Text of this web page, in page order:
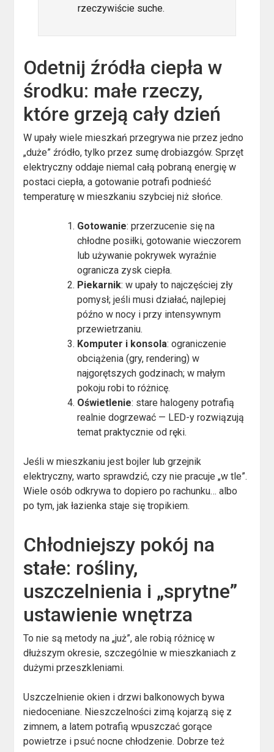
rzeczywiście suche.
Odetnij źródła ciepła w
środku: małe rzeczy,
które grzeją cały dzień
W upały wiele mieszkań przegrywa nie przez jedno
„duże” źródło, tylko przez sumę drobiazgów. Sprzęt
elektryczny oddaje niemal całą pobraną energię w
postaci ciepła, a gotowanie potrafi podnieść
temperaturę w mieszkaniu szybciej niż słońce.
Gotowanie: przerzucenie się na
chłodne posiłki, gotowanie wieczorem
lub używanie pokrywek wyraźnie
ogranicza zysk ciepła.
Piekarnik: w upały to najczęściej zły
pomysł; jeśli musi działać, najlepiej
późno w nocy i przy intensywnym
przewietrzaniu.
Komputer i konsola: ograniczenie
obciążenia (gry, rendering) w
najgorętszych godzinach; w małym
pokoju robi to różnicę.
Oświetlenie: stare halogeny potrafią
realnie dogrzewać — LED-y rozwiązują
temat praktycznie od ręki.
Jeśli w mieszkaniu jest bojler lub grzejnik
elektryczny, warto sprawdzić, czy nie pracuje „w tle”.
Wiele osób odkrywa to dopiero po rachunku… albo
po tym, jak łazienka staje się tropikiem.
Chłodniejszy pokój na
stałe: rośliny,
uszczelnienia i „sprytne”
ustawienie wnętrza
To nie są metody na „już”, ale robią różnicę w
dłuższym okresie, szczególnie w mieszkaniach z
dużymi przeszkleniami.
Uszczelnienie okien i drzwi balkonowych bywa
niedoceniane. Nieszczelności zimą kojarzą się z
zimnem, a latem potrafią wpuszczać gorące
powietrze i psuć nocne chłodzenie. Dobrze też